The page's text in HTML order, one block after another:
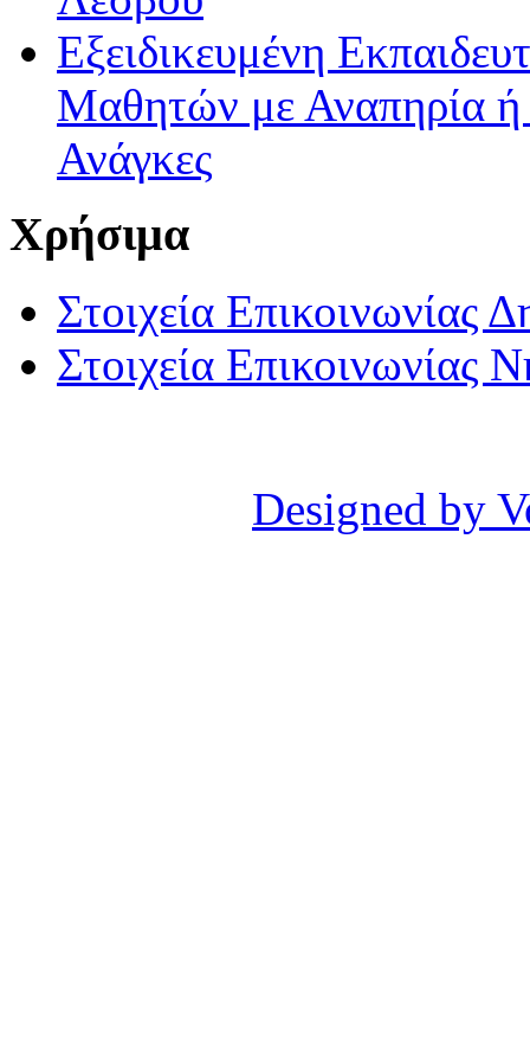
Εξειδικευμένη
Μαθητών με Αναπηρία ή /
Ανάγκες
Χρήσιμα
Στοιχεία Επικοινωνίας
Στοιχεία Επικοινωνίας
Designed by